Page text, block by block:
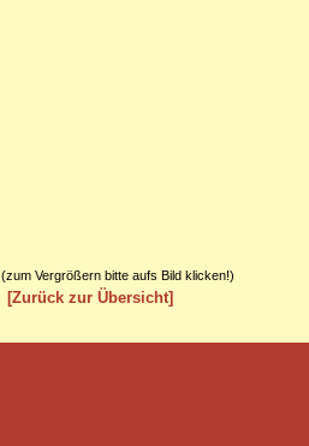
(zum Vergrößern bitte aufs Bild klicken!)
[Zurück zur Übersicht]